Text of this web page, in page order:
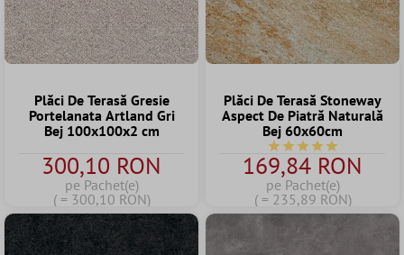
Plăci De Terasă Gresie
Portelanata Artland Gri
Bej 100x100x2 cm
300,10 RON
pe Pachet(e)
( = 300,10 RON)
Plăci De Terasă Stoneway
Aspect De Piatră Naturală
Bej 60x60cm
Durchschnittliche
169,84 RON
pe Pachet(e)
( = 235,89 RON)